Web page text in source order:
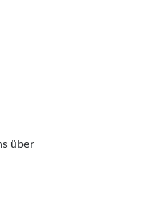
über